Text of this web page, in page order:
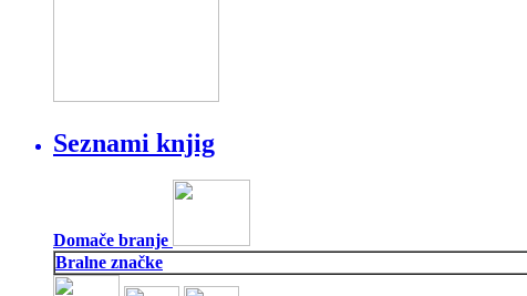
Seznami knjig
Domače branje
Bralne značke